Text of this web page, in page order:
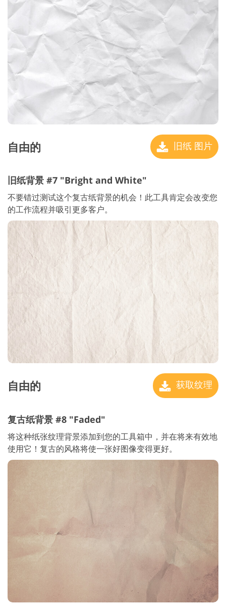
自由的 旧纸 图片
旧纸背景 #7 "Bright and White"
不要错过测试这个复古纸背景的机会！此工具肯定会改变您
的工作流程并吸引更多客户。
自由的 获取纹理
复古纸背景 #8 "Faded"
将这种纸张纹理背景添加到您的工具箱中，并在将来有效地
使用它！复古的风格将使一张好图像变得更好。